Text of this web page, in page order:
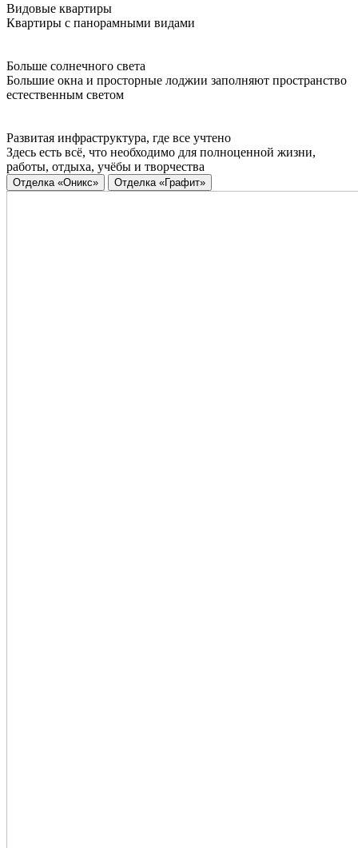
Видовые квартиры
Квартиры с панорамными видами
Больше солнечного света
Большие окна и просторные лоджии заполняют пространство
естественным светом
Развитая инфраструктура, где все учтено
Здесь есть всё, что необходимо для полноценной жизни,
работы, отдыха, учёбы и творчества
Отделка «Оникс» Отделка «Графит»